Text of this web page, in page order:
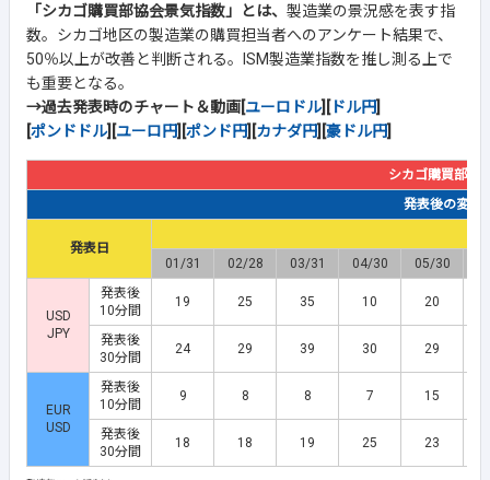
「シカゴ購買部協会景気指数」とは、 製造業の景況感を表す指
数。シカゴ地区の製造業の購買担当者へのアンケート結果で、
50％以上が改善と判断される。ISM製造業指数を推し測る上で
も重要となる。
→過去発表時のチャート＆動画[ユーロドル][ ドル円]
[ポンドドル][ユーロ円][ポンド円][カナダ円][豪ドル円]
シカゴ購買部協
発表後の変動
発表日
01/31
02/28 03/31 04/30 05/30
USD
JPY
発表後
10分間
19 25 35 10 20
発表後
30分間
24 29 39 30 29
EUR
USD
発表後
10分間
9 8 8 7 15
発表後
30分間
18 18 19 25 23